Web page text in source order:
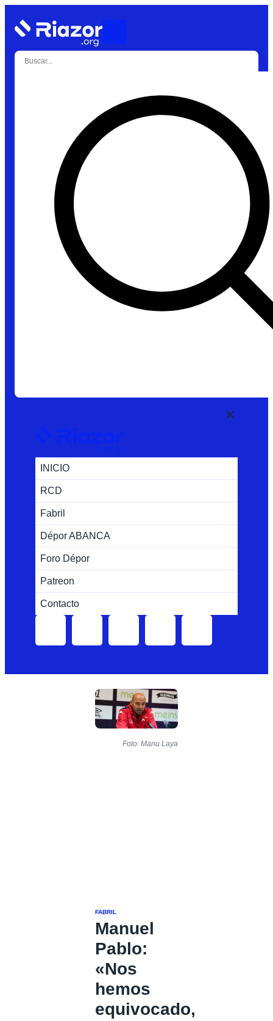
INICIO
RCD
Fabril
Dépor ABANCA
Foro Dépor
Patreon
Contacto
Foto: Manu Laya
FABRIL
Manuel
Pablo:
«Nos
hemos
equivocado,